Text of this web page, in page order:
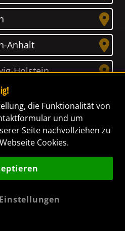
Anhalt
Holstein
Ihnen dabei zu
die Funktionalität von
und um
Seite nachvollziehen zu
Cookies.